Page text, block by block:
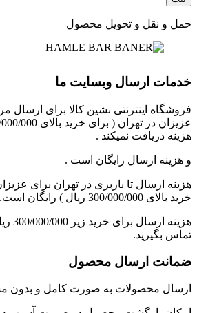
حمل و نقل و تحویل محصول
خدمات ارسال وبسایت ما
فروشگاه اینترنتی نشین کالا برای ارسال
هزینه دریافت نمیکند .
و هزینه ارسال رایگان است .
هزینه ارسال تا باربری در تهران برای
خرید بالای 300/000/000 ریال ) رایگان است.
تماس بگیرید.
ضمانت ارسال محصول
ارسال محصولات به صورت کامل و بدون